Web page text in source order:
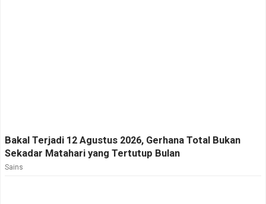
Bakal Terjadi 12 Agustus 2026, Gerhana Total Bukan
Sekadar Matahari yang Tertutup Bulan
Sains